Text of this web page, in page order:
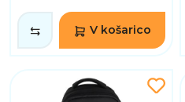
V košarico